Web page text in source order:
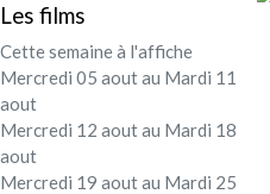
Festival - soirée
Mon compte
Les films
Cette semaine à l'affiche
Mercredi 05 aout au Mardi 11
aout
Mercredi 12 aout au Mardi 18
aout
Mercredi 19 aout au Mardi 25